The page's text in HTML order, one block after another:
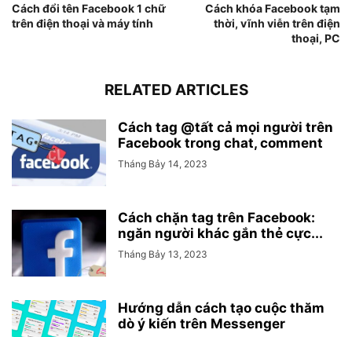
Cách đổi tên Facebook 1 chữ
trên điện thoại và máy tính
Cách khóa Facebook tạm
thời, vĩnh viễn trên điện
thoại, PC
RELATED ARTICLES
Cách tag @tất cả mọi người trên
Facebook trong chat, comment
Tháng Bảy 14, 2023
Cách chặn tag trên Facebook:
ngăn người khác gắn thẻ cực...
Tháng Bảy 13, 2023
Hướng dẫn cách tạo cuộc thăm
dò ý kiến trên Messenger